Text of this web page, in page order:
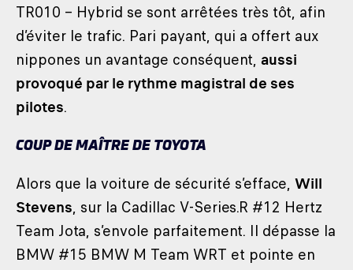
TR010 – Hybrid se sont arrêtées très tôt, afin
d’éviter le trafic. Pari payant, qui a offert aux
nippones un avantage conséquent, aussi
provoqué par le rythme magistral de ses
pilotes.
COUP DE MAÎTRE DE TOYOTA
Alors que la voiture de sécurité s’efface, Will
Stevens, sur la Cadillac V-Series.R #12 Hertz
Team Jota, s’envole parfaitement. Il dépasse la
BMW #15 BMW M Team WRT et pointe en